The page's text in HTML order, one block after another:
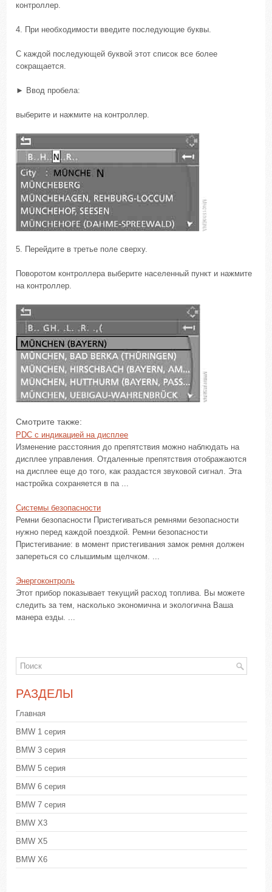
контроллер.
4. При необходимости введите последующие буквы.
С каждой последующей буквой этот список все более
сокращается.
► Ввод пробела:
выберите и нажмите на контроллер.
5. Перейдите в третье поле сверху.
Поворотом контроллера выберите населенный пункт и нажмите
на контроллер.
Смотрите также:
PDC с индикацией на дисплее
Изменение расстояния до препятствия можно наблюдать на
дисплее управления. Отдаленные препятствия отображаются
на дисплее еще до того, как раздастся звуковой сигнал. Эта
настройка сохраняется в па ...
Системы безопасности
Ремни безопасности Пристегиваться ремнями безопасности
нужно перед каждой поездкой. Ремни безопасности
Пристегивание: в момент пристегивания замок ремня должен
запереться со слышимым щелчком. ...
Энергоконтроль
Этот прибор показывает текущий расход топлива. Вы можете
следить за тем, насколько экономична и экологична Ваша
манера езды. ...
РАЗДЕЛЫ
Главная
BMW 1 серия
BMW 3 серия
BMW 5 серия
BMW 6 серия
BMW 7 серия
BMW X3
BMW X5
BMW X6